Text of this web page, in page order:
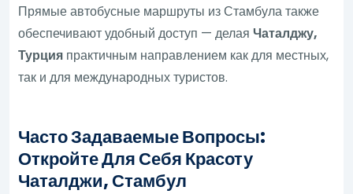
Прямые автобусные маршруты из Стамбула также
обеспечивают удобный доступ — делаяЧаталджу,
Турция практичным направлением как для местных,
так и для международных туристов.
Часто Задаваемые Вопросы:
Откройте Для Себя Красоту
Чаталджи, Стамбул